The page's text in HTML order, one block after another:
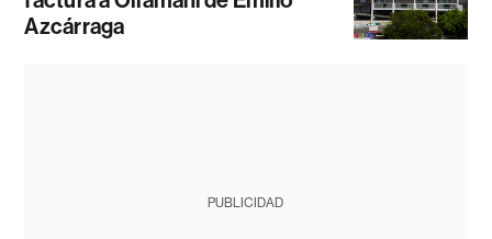
Azcárraga
PUBLICIDAD